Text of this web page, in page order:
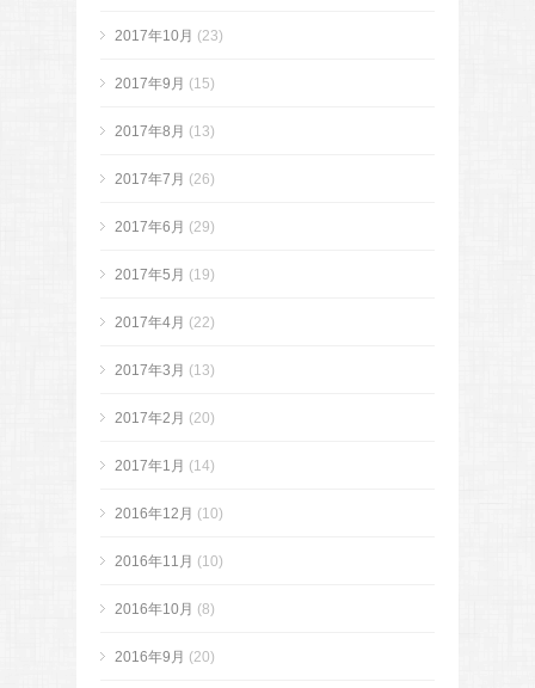
2017年10月 (23)
2017年9月 (15)
2017年8月 (13)
2017年7月 (26)
2017年6月 (29)
2017年5月 (19)
2017年4月 (22)
2017年3月 (13)
2017年2月 (20)
2017年1月 (14)
2016年12月 (10)
2016年11月 (10)
2016年10月 (8)
2016年9月 (20)